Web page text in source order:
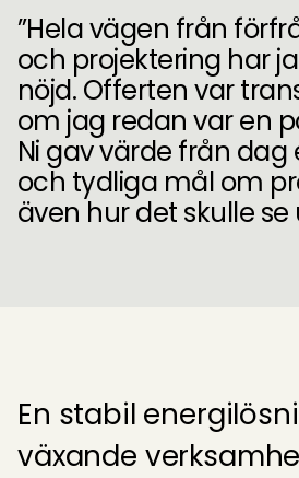
”Hela vägen från
och projektering har
nöjd. Offerten var
om jag redan var en
Ni gav värde från
och tydliga mål om
även hur det skulle se
En stabil
växande